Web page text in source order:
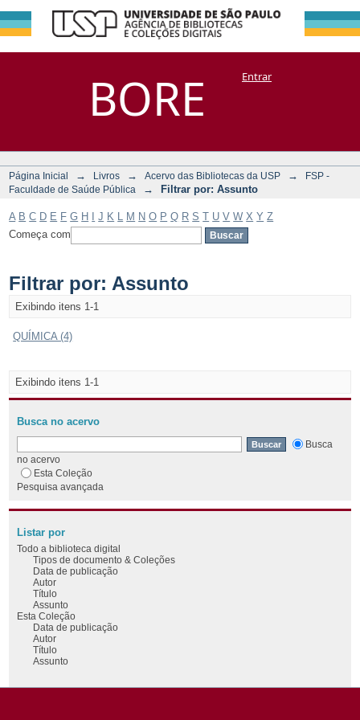
BORE
Filtrar por:
Assunto
DSpace/Manakin + CoriscoEntrar
Página Inicial → Livros → Acervo das Bibliotecas da USP →
FSP -
Faculdade de Saúde Pública
→ Filtrar por: Assunto
A B C D E F G H J K M N O P Q R S T U V W X Y Z
Começa com
Filtrar por: Assunto
Exibindo itens 1-1
QUÍMICA (4)
Exibindo itens 1-1
Busca no acervo
Busca
no acervo
Esta Coleção
Pesquisa avançada
Listar por
Todo a biblioteca digital
Tipos de documento & Coleções
Data de publicação
Autor
Título
Assunto
Esta Coleção
Data de publicação
Autor
Título
Assunto